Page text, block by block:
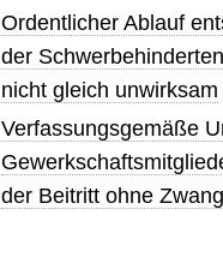
Ordentlicher Ablauf
der
nicht gleich unwirksam
Verfassungsgemäße
der Beitritt ohne